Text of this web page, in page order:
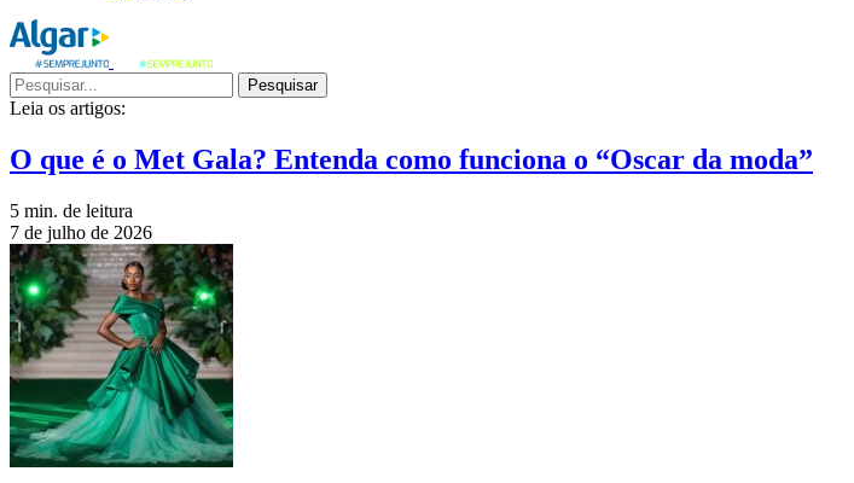
Pesquisar
Leia os artigos:
O que é o Met Gala? Entenda como funciona o “Oscar da moda”
5 min. de leitura
7 de julho de 2026